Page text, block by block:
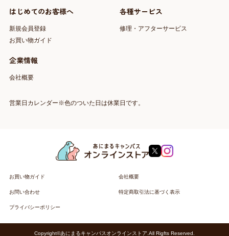
はじめてのお客様へ
新規会員登録
お買い物ガイド
各種サービス
修理・アフターサービス
企業情報
会社概要
営業日カレンダー※色のついた日は休業日です。
お買い物ガイド 会社概要
お問い合わせ 特定商取引法に基づく表示
プライバシーポリシー
Copyright©あにまるキャンパスオンラインストア.All Rigfts Reserved.